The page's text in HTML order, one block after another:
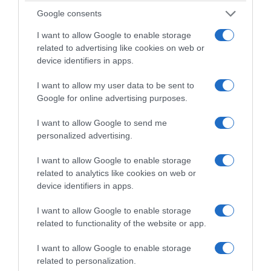
Google consents
I want to allow Google to enable storage
related to advertising like cookies on web or
device identifiers in apps.
I want to allow my user data to be sent to
Google for online advertising purposes.
I want to allow Google to send me
personalized advertising.
I want to allow Google to enable storage
related to analytics like cookies on web or
device identifiers in apps.
I want to allow Google to enable storage
related to functionality of the website or app.
I want to allow Google to enable storage
related to personalization.
αλλά σε δικτυοκεντρική διοίκηση,
έννοια του «αποκλεισμένου νησιού»,
ειδικά όταν υποστηρίζεται από οχυρώσεις
υποστήριξη και ευελιξία, υποδηλώνει ήδη
Η κατάργηση της 1ης Στρατιάς και της
ΑΣΔΕΝ , υπό το πρόσχημα της δημιουργίας
ενός πιο ευέλικτου και σύγχρονου μοντέλου
διοίκησης, τη μείωση της γραφειοκρατίας, την
εξοικονόμηση πόρων και του ψηφιακού
μετασχηματισμού,αφαιρεί το αναγκαίο
στρατηγικό υπόβαθρο για την ουσιαστική
αξιοποίηση των τεχνολογικών μέσων,